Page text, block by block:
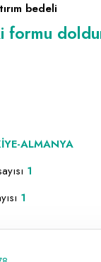
Kurye
bedeli
formu
ALMANYA
1
1